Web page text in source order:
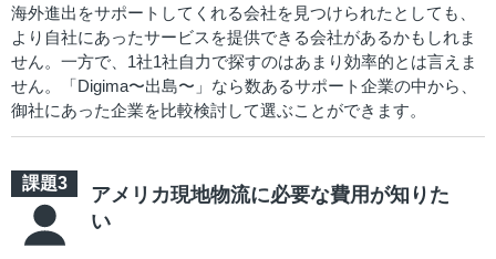
海外進出をサポートしてくれる会社を見つけられたとしても、
より自社にあったサービスを提供できる会社があるかもしれま
せん。一方で、1社1社自力で探すのはあまり効率的とは言えま
せん。「Digima〜出島〜」なら数あるサポート企業の中から、
御社にあった企業を比較検討して選ぶことができます。
アメリカ現地物流に必要な費用が知りた
い